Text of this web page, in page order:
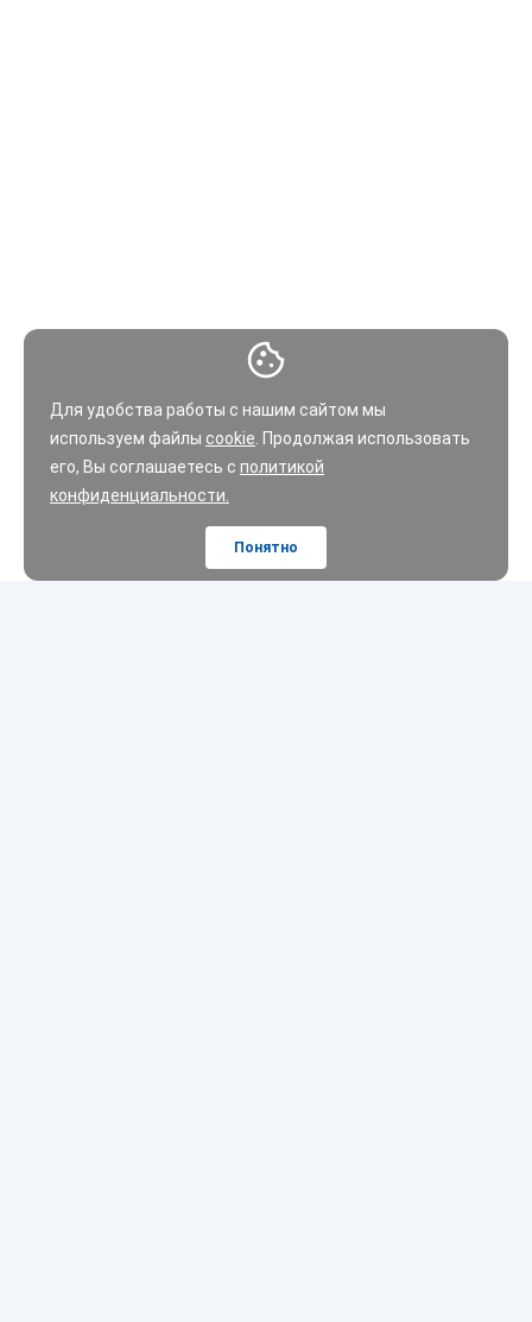
Для удобства работы с нашим сайтом мы
используем файлы cookie . Продолжая использовать
его, Вы соглашаетесь с политикой
конфиденциальности.
Понятно